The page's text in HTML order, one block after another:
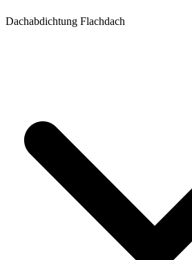
Dachabdichtung Flachdach